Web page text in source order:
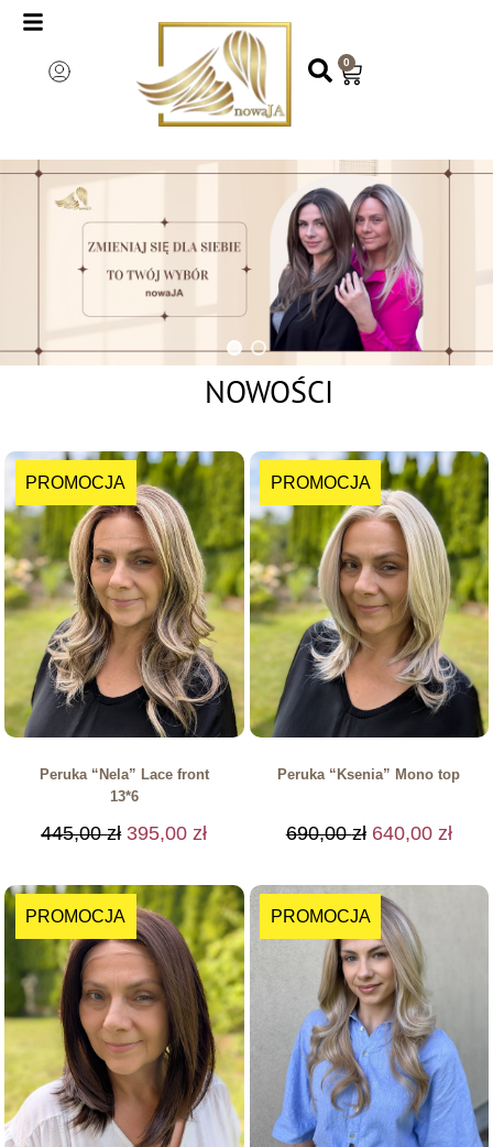
0
NOWOŚCI
PROMOCJA
Peruka “Nela” Lace front
13*6
445,00zł 395,00 zł
PROMOCJA
Peruka “Ksenia” Mono top
690,00zł 640,00 zł
PROMOCJA PROMOCJA